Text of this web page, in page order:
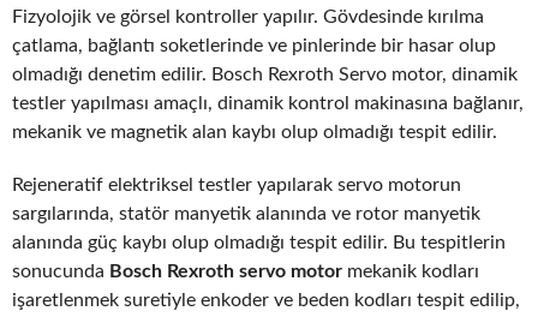
Fizyolojik ve görsel kontroller yapılır. Gövdesinde kırılma
çatlama, bağlantı soketlerinde ve pinlerinde bir hasar olup
olmadığı denetim edilir. Bosch Rexroth Servo motor, dinamik
testler yapılması amaçlı, dinamik kontrol makinasına bağlanır,
mekanik ve magnetik alan kaybı olup olmadığı tespit edilir.
Rejeneratif elektriksel testler yapılarak servo motorun
sargılarında, statör manyetik alanında ve rotor manyetik
alanında güç kaybı olup olmadığı tespit edilir. Bu tespitlerin
sonucunda Bosch Rexroth servo motor mekanik kodları
işaretlenmek suretiyle enkoder ve beden kodları tespit edilip,